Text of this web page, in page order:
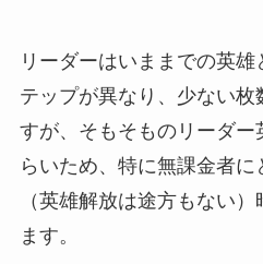
リーダーはいままでの英
テップが異なり、少ない
すが、そもそものリーダ
らいため、特に無課金者
（英雄解放は途方もない
ます。